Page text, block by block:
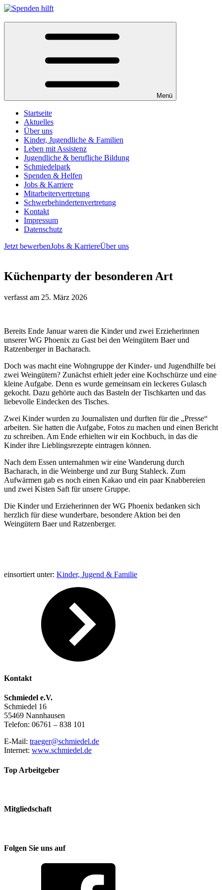
Menü
Startseite
Aktuelles
Über uns
Kinder, Jugendliche & Familien
Leben mit Assistenz
Jugendliche & berufliche Bildung
Schmiedelpark
Spenden & Helfen
Jobs & Karriere
Mitarbeitervertretung
Schwerbehindertenvertretung
Kontakt
Impressum
Datenschutz
Jetzt bewerbenJobs & KarriereÜber uns
Küchenparty der besonderen Art
verfasst am 25. März 2026
Bereits Ende Januar waren die Kinder und zwei Erzieherinnen
unserer WG Phoenix zu Gast bei den Weingütern Baer und
Ratzenberger in Bacharach.
Doch was macht eine Wohngruppe der Kinder- und Jugendhilfe bei
zwei Weingütern? Zunächst erhielt jeder eine Kochschürze und eine
kleine Aufgabe. Denn es wurde gemeinsam ein leckeres Gulasch
gekocht. Dazu gehörte auch das Basteln der Tischkarten und das
liebevolle Eindecken des Tisches.
Zwei Kinder wurden zu Journalisten und durften für die „Presse“
arbeiten. Sie hatten die Aufgabe, Fotos zu machen und einen Bericht
zu schreiben. Am Ende erhielten wir ein Kochbuch, in das die
Kinder ihre Lieblingsrezepte eintragen können.
Nach dem Essen unternahmen wir eine Wanderung durch
Bacharach, in die Weinberge und zur Burg Stahleck. Zum
Aufwärmen gab es noch einen Kakao und ein paar Knabbereien
und zwei Kisten Saft für unsere Gruppe.
Die Kinder und Erzieherinnen der WG Phoenix bedanken sich
herzlich für diese wunderbare, besondere Aktion bei den
Weingütern Baer und Ratzenberger.
einsortiert unter: Kinder, Jugend & Familie
Kontakt
Schmiedel e.V.
Schmiedel 16
55469 Nannhausen
Telefon: 06761 – 838 101
E-Mail: traeger@schmiedel.de
Internet: www.schmiedel.de
Top Arbeitgeber
Mitgliedschaft
Folgen Sie uns auf